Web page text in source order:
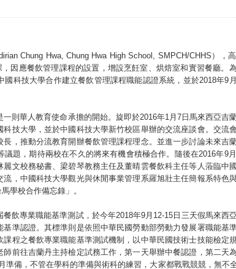
」與「Wwise」雙認證
Chung Hwa, Chung Hwa High School, SMPCH/CHHS），
因應餐飲管理課程的設置，增設烹飪室、烘焙室和實習餐廳。
科技大學合作建立餐飲管理課程職能認證系統，並於2018年9
則華人教育使命承擔的開始。旋即於2016年1月7日馬來西亞吉
技大學，並於中國科技大學新竹校區舉辦的交流座談會。交流
，推動分流教育開辦餐飲管理課程理念。並進一步討論未來吉
題，期待兩校在不久的將來有機會積極合作。隨後在2016年9
文校務秘書、梁碧琴教務主任及董晴雲餐飲科主任等人蒞臨中
，中國科技大學觀光與休閒事業管理系羅旭壯主任簡報系特色
學校合作備忘錄」。
飲專業職能基準測試，於今年2018年9月12-15日三天假馬來西
準認證。其標準則是依照中華民國勞動部勞動力發展署職能基
程之餐飲專業職能基準測試機制，以中華民國技術士技能檢定
前往吉蘭丹主持檢定試務工作，第一天舉辦中餐認證，第二天
備，不管在學科的準備與術科的練習，大家都戰戰競競，無不